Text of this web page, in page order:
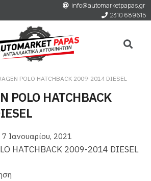
info@automarketpapas.gr
2310 689615
POLO HATCHBACK 2009-2014 DIESEL
POLO HATCHBACK
7 Ιανουαρίου, 2021
HATCHBACK 2009-2014 DIESEL